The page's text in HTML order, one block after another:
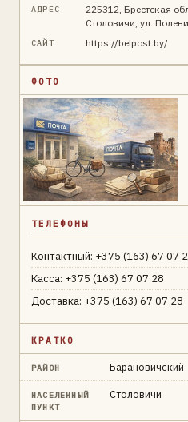
АДРЕС
225312, Брестская
Столовичи, ул.
САЙТ https://belpost.by/
ФОТО
ТЕЛЕФОНЫ
Контактный: +375 (163) 67 07
Касса: +375 (163) 67 07 28
Доставка: +375 (163) 67 07 28
КРАТКО
РАЙОН Барановичский
НАСЕЛЕННЫЙ
ПУНКТ
Столовичи